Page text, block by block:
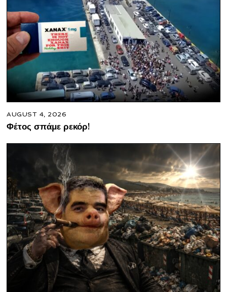
AUGUST 4, 2026
Φέτος σπάμε ρεκόρ!